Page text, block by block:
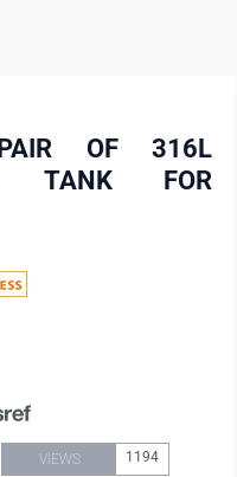
OF 316L
TANK FOR
VIEWS 1194